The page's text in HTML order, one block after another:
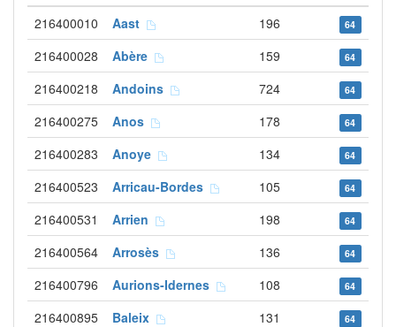
216400010
Aast 196 64
216400028 Abère 159 64
216400218 Andoins 724 64
216400275 Anos 178 64
216400283 Anoye 134 64
216400523 Arricau-Bordes 105 64
216400531 Arrien 198 64
216400564 Arrosès 136 64
216400796 Aurions-Idernes 108 64
216400895 Baleix 131 64